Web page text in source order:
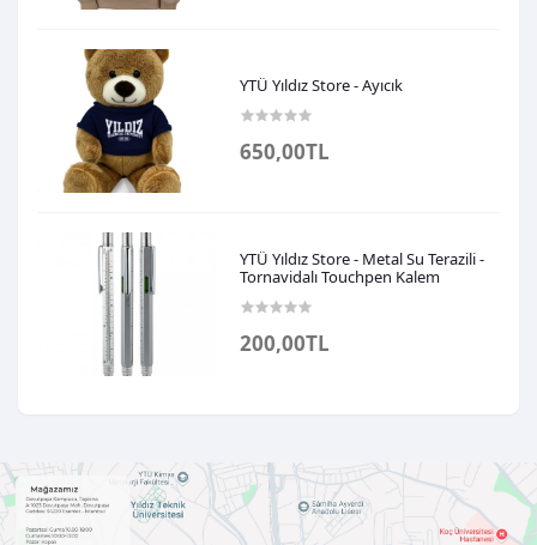
YTÜ Yıldız Store - Ayıcık
650,00TL
YTÜ Yıldız Store - Metal Su Terazili -
Tornavidalı Touchpen Kalem
200,00TL